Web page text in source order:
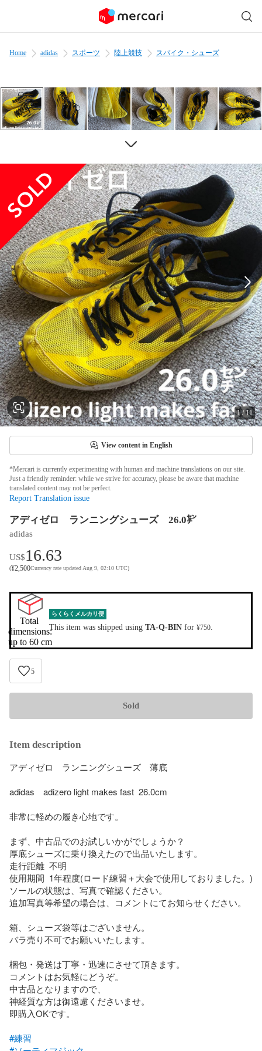
Home adidas スポーツ 陸上競技 スパイク・シューズ
1/11
View content in English
*Mercari is currently experimenting with human and machine translations on our site.
Just a friendly reminder: while we strive for accuracy, please be aware that machine
translated content may not be perfect.
Report Translation issue
アディゼロ ランニングシューズ 26.0㌢
adidas
US$16.63
(¥2,500Currency rate updated Aug 9, 02:10 UTC)
Total
dimensions:
up to 60 cm
らくらくメルカリ便
This item was shipped using TA-Q-BIN for ¥750.
5
Sold
Item description
アディゼロ　ランニングシューズ　薄底
adidas　adizero light makes fast  26.0cm
非常に軽めの履き心地です。
まず、中古品でのお試しいかがでしょうか？
厚底シューズに乗り換えたので出品いたします。
走行距離  不明
使用期間  1年程度(ロード練習＋大会で使用しておりました。)
ソールの状態は、写真で確認ください。
追加写真等希望の場合は、コメントにてお知らせください。
箱、シューズ袋等はございません。
バラ売り不可でお願いいたします。
梱包・発送は丁寧・迅速にさせて頂きます。
コメントはお気軽にどうぞ。
中古品となりますので、
神経質な方は御遠慮くださいませ。
即購入OKです。
#練習